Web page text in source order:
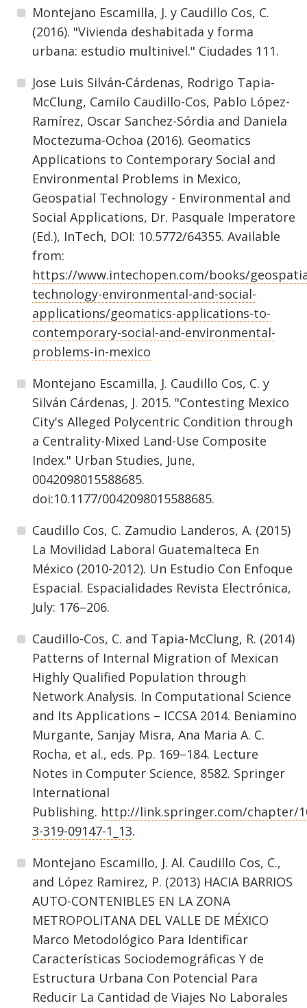
Montejano Escamilla, J. y Caudillo Cos, C.
(2016). "Vivienda deshabitada y forma
urbana: estudio multinivel." Ciudades 111.
Jose Luis Silván-Cárdenas, Rodrigo Tapia-
McClung, Camilo Caudillo-Cos, Pablo López-
Ramírez, Oscar Sanchez-Sórdia and Daniela
Moctezuma-Ochoa (2016). Geomatics
Applications to Contemporary Social and
Environmental Problems in Mexico,
Geospatial Technology - Environmental and
Social Applications, Dr. Pasquale Imperatore
(Ed.), InTech, DOI: 10.5772/64355. Available
from:
https://www.intechopen.com/books/
technology-environmental-and-social-
applications/geomatics-applications-to-
contemporary-social-and-environmental-
problems-in-mexico
Montejano Escamilla, J. Caudillo Cos, C. y
Silván Cárdenas, J. 2015. "Contesting Mexico
City's Alleged Polycentric Condition through
a Centrality-Mixed Land-Use Composite
Index." Urban Studies, June,
0042098015588685.
doi:10.1177/0042098015588685.
Caudillo Cos, C. Zamudio Landeros, A. (2015)
La Movilidad Laboral Guatemalteca En
México (2010-2012). Un Estudio Con Enfoque
Espacial. Espacialidades Revista Electrónica,
July: 176–206.
Caudillo-Cos, C. and Tapia-McClung, R. (2014)
Patterns of Internal Migration of Mexican
Highly Qualified Population through
Network Analysis. In Computational Science
and Its Applications – ICCSA 2014. Beniamino
Murgante, Sanjay Misra, Ana Maria A. C.
Rocha, et al., eds. Pp. 169–184. Lecture
Notes in Computer Science, 8582. Springer
International
Publishing. http://link.springer.com/chapter/
3-319-09147-1_13.
Montejano Escamillo, J. Al. Caudillo Cos, C.,
and López Ramirez, P. (2013) HACIA BARRIOS
AUTO-CONTENIBLES EN LA ZONA
METROPOLITANA DEL VALLE DE MÉXICO
Marco Metodológico Para Identificar
Características Sociodemográficas Y de
Estructura Urbana Con Potencial Para
Reducir La Cantidad de Viajes No Laborales